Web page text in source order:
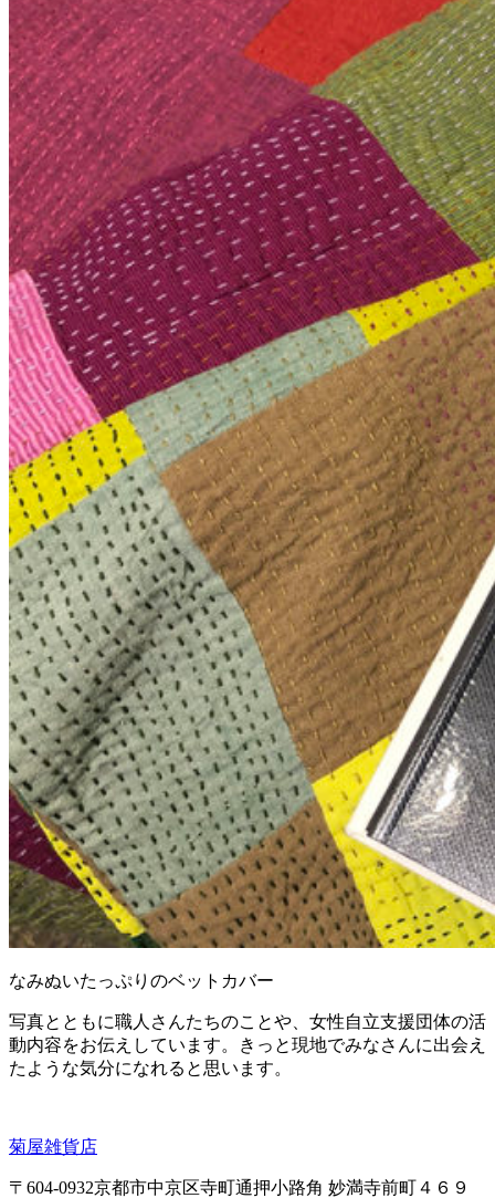
なみぬいたっぷりのベットカバー
写真とともに職人さんたちのことや、女性自立支援団体の活
動内容をお伝えしています。きっと現地でみなさんに出会え
たような気分になれると思います。
菊屋雑貨店
〒604-0932京都市中京区寺町通押小路角 妙満寺前町４６９